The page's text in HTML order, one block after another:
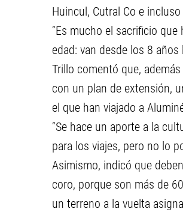
Huincul, Cutral Co e
“Es mucho el sacrificio
edad: van desde los 8
Trillo comentó que,
con un plan de extensión,
el que han viajado a
“Se hace un aporte a la
para los viajes, pero no lo
Asimismo, indicó que
coro, porque son más de
un terreno a la vuelta